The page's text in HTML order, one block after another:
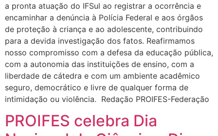
a pronta atuação do IFSul ao registrar a ocorrência e
encaminhar a denúncia à Polícia Federal e aos órgãos
de proteção à criança e ao adolescente, contribuindo
para a devida investigação dos fatos. Reafirmamos
nosso compromisso com a defesa da educação pública,
com a autonomia das instituições de ensino, com a
liberdade de cátedra e com um ambiente acadêmico
seguro, democrático e livre de qualquer forma de
intimidação ou violência. Redação PROIFES-Federação
PROIFES celebra Dia